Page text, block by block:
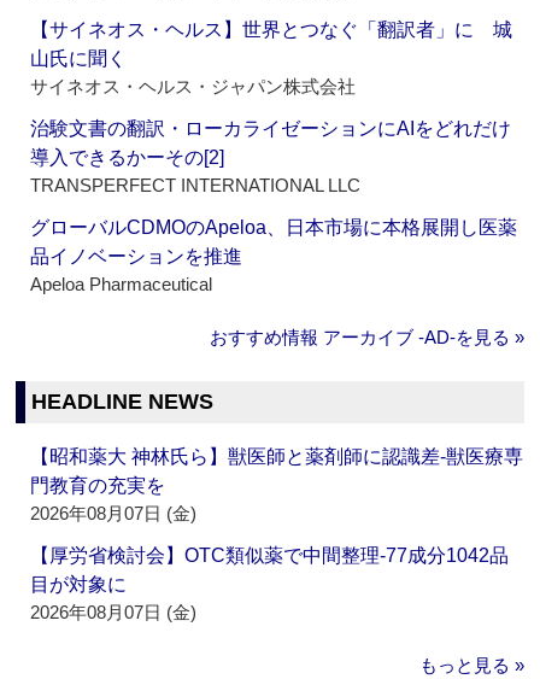
【サイネオス・ヘルス】世界とつなぐ「翻訳者」に 城
山氏に聞く
サイネオス・ヘルス・ジャパン株式会社
治験文書の翻訳・ローカライゼーションにAIをどれだけ
導入できるかーその[2]
TRANSPERFECT INTERNATIONAL LLC
グローバルCDMOのApeloa、日本市場に本格展開し医薬
品イノベーションを推進
Apeloa Pharmaceutical
おすすめ情報 アーカイブ ‐AD‐を見る »
HEADLINE NEWS
【昭和薬大 神林氏ら】獣医師と薬剤師に認識差‐獣医療専
門教育の充実を
2026年08月07日 (金)
【厚労省検討会】OTC類似薬で中間整理‐77成分1042品
目が対象に
2026年08月07日 (金)
もっと見る »